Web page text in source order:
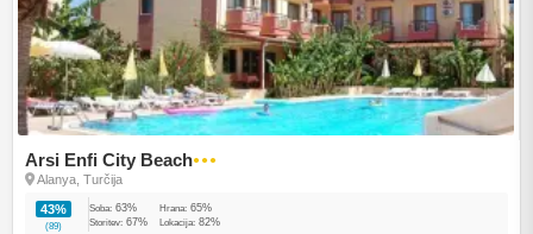
Arsi Enfi City Beach●●●
Alanya, Turčija
43%
(89)
Soba: 63% Hrana: 65%
Storitev: 67% Lokacija: 82%